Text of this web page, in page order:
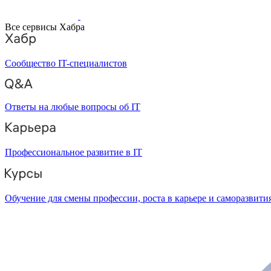
Все сервисы Хабра
Сообщество IT-специалистов
Ответы на любые вопросы об IT
Профессиональное развитие в IT
Обучение для смены профессии, роста в карьере и